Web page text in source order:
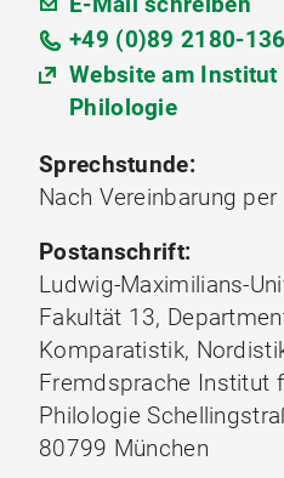
+49 (0)89 2180-
Website am
Philologie
Sprechstunde:
Nach Vereinbarung per
Postanschrift:
Ludwig-Maximilians-
Fakultät 13,
Komparatistik,
Fremdsprache Institut
Philologie
80799 München